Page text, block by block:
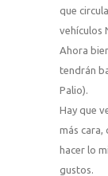
que
vehículos
Ahora
tendrán
Palio).
Hay que
más cara,
hacer lo
gustos.